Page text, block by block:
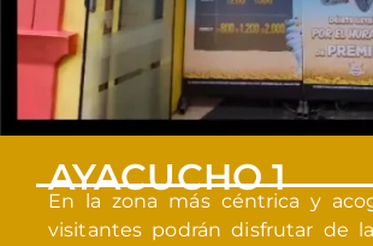
AYACUCHO 1
En la zona más céntrica y
visitantes podrán disfrutar de